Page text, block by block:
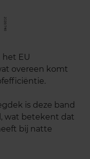
het EU
overeen komt
is deze band
wat betekent dat
bij natte